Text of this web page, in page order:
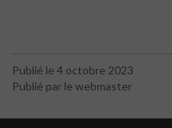
Publié le 4 octobre 2023
Publié par le webmaster